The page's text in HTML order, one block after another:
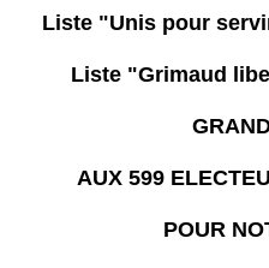
Liste "Unis pour
Liste "Grimaud
AUX 599
POUR